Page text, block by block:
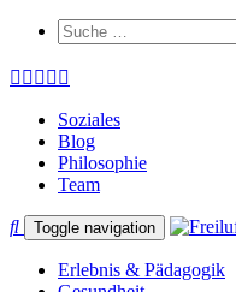
Soziales
Blog
Philosophie
Team
Toggle navigation
Erlebnis & Pädagogik